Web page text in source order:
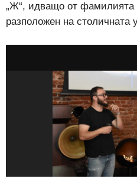
„Ж“, идващо от фамилията
разположен на столичната